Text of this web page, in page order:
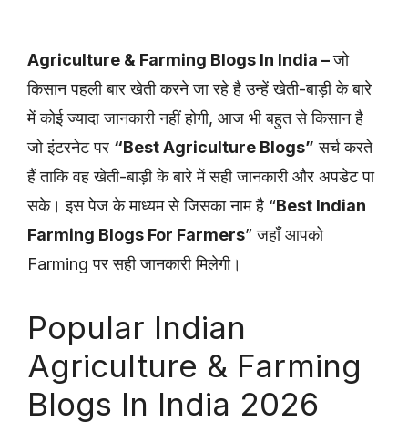
Agriculture & Farming Blogs In India –जो
किसान पहली बार खेती करने जा रहे है उन्हें खेती-बाड़ी के बारे
में कोई ज्यादा जानकारी नहीं होगी, आज भी बहुत से किसान है
जो इंटरनेट पर “Best Agriculture Blogs” सर्च करते
हैं ताकि वह खेती-बाड़ी के बारे में सही जानकारी और अपडेट पा
सके। इस पेज के माध्यम से जिसका नाम है “Best Indian
Farming Blogs For Farmers” जहाँ आपको
Farming पर सही जानकारी मिलेगी।
Popular Indian
Agriculture & Farming
Blogs In India 2026